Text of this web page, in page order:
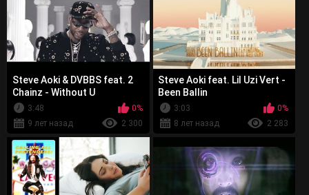
Steve Aoki & DVBBS feat. 2
Chainz - Without U
3:48
0%
9 лет назад
2 300
Steve Aoki feat. Lil Uzi Vert -
Been Ballin
3:03
0%
8 лет назад
2 283